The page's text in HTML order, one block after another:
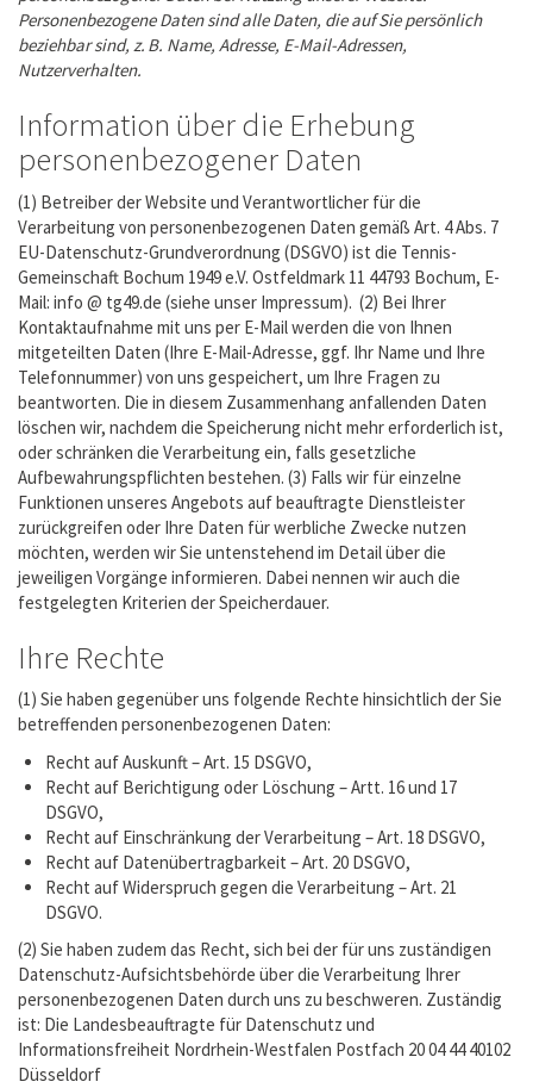
Personenbezogene Daten sind alle Daten, die auf Sie persönlich
beziehbar sind, z. B. Name, Adresse, E-Mail-Adressen,
Nutzerverhalten.
Information über die Erhebung
personenbezogener Daten
(1) Betreiber der Website und Verantwortlicher für die
Verarbeitung von personenbezogenen Daten gemäß Art. 4 Abs. 7
EU-Datenschutz-Grundverordnung (DSGVO) ist die Tennis-
Gemeinschaft Bochum 1949 e.V. Ostfeldmark 11 44793 Bochum, E-
Mail: info @ tg49.de (siehe unser Impressum). (2) Bei Ihrer
Kontaktaufnahme mit uns per E-Mail werden die von Ihnen
mitgeteilten Daten (Ihre E-Mail-Adresse, ggf. Ihr Name und Ihre
Telefonnummer) von uns gespeichert, um Ihre Fragen zu
beantworten. Die in diesem Zusammenhang anfallenden Daten
löschen wir, nachdem die Speicherung nicht mehr erforderlich ist,
oder schränken die Verarbeitung ein, falls gesetzliche
Aufbewahrungspflichten bestehen. (3) Falls wir für einzelne
Funktionen unseres Angebots auf beauftragte Dienstleister
zurückgreifen oder Ihre Daten für werbliche Zwecke nutzen
möchten, werden wir Sie untenstehend im Detail über die
jeweiligen Vorgänge informieren. Dabei nennen wir auch die
festgelegten Kriterien der Speicherdauer.
Ihre Rechte
(1) Sie haben gegenüber uns folgende Rechte hinsichtlich der Sie
betreffenden personenbezogenen Daten:
Recht auf Auskunft – Art. 15 DSGVO,
Recht auf Berichtigung oder Löschung – Artt. 16 und 17
DSGVO,
Recht auf Einschränkung der Verarbeitung – Art. 18 DSGVO,
Recht auf Datenübertragbarkeit – Art. 20 DSGVO,
Recht auf Widerspruch gegen die Verarbeitung – Art. 21
DSGVO.
(2) Sie haben zudem das Recht, sich bei der für uns zuständigen
Datenschutz-Aufsichtsbehörde über die Verarbeitung Ihrer
personenbezogenen Daten durch uns zu beschweren. Zuständig
ist: Die Landesbeauftragte für Datenschutz und
Informationsfreiheit Nordrhein-Westfalen Postfach 20 04 44 40102
Düsseldorf